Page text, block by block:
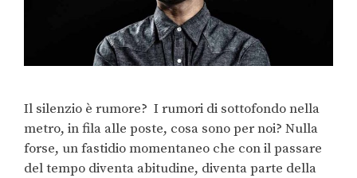
Il silenzio è rumore? I rumori di sottofondo nella
metro, in fila alle poste, cosa sono per noi? Nulla
forse, un fastidio momentaneo che con il passare
del tempo diventa abitudine, diventa parte della